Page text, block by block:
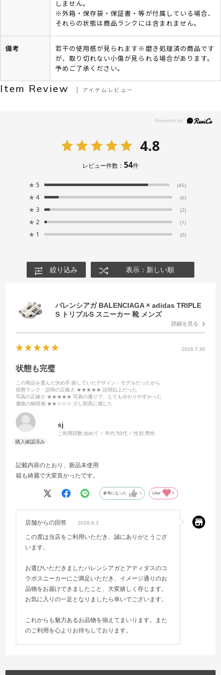
しません。
※外箱・保存袋・保証書・等が付属している場合、
それらの状態は商品ランクには含まれません。
備考
若干の使用感が見られます※磨き処理済の商品です
が、取り切れない小傷が見られる場合があります。
予めご了承ください。
Item Review アイテムレビュー
4.8
レビュー件数： 54件
★ 5 (45)
★ 4 (6)
★ 3 (2)
★ 2 (1)
★ 1 (0)
絞り込み 表示：新しい順
バレンシアガ BALENCIAGA × adidas TRIPLE
S トリプルS スニーカー 靴 メンズ
詳細を見る
2026.7.30
状態も完璧
この商品を選んだ決め手:探していたデザイン・モデルだったから
状態ランク・説明の正確さ :★★★★★ 説明以上だった
写真の正確さ :★★★★★ 写真の通りで、とても分かりやすかった
価格の納得感:★★☆☆☆ 少し割高に感じた
sj
ご利用回数:始めて 年代:50代 性別:男性
記載内容のとおり、新品未使用
箱も綺麗で大変良かったです。
参考になった 1 Like! 0
店舗からの回答 2026.8.3
この度は当店をご利用いただき、誠にありがとうござ
います。
お選びいただきましたバレンシアガとアディダスのコ
ラボスニーカーにご満足いただき、イメージ通りのお
品物をお届けできましたこと、大変嬉しく存じます。
お気に入りの一足となりましたら幸いでございます。
これからも魅力あるお品物を揃えてまいります。また
のご利用を心よりお待ちしております。